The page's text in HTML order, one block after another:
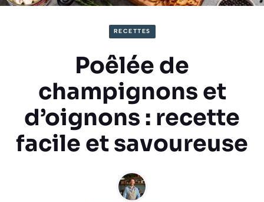
RECETTES
Poêlée de
champignons et
d’oignons : recette
facile et savoureuse